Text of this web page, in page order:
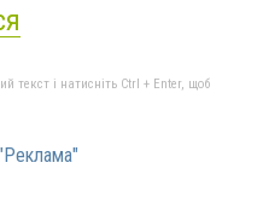
текст і натисніть Ctrl + Enter, щоб